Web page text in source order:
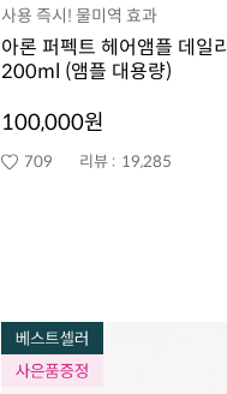
사용 즉시! 물미역 효과
아론 퍼펙트 헤어앰플 데일리
200ml (앰플 대용량)
100,000원
709 리뷰 : 19,285